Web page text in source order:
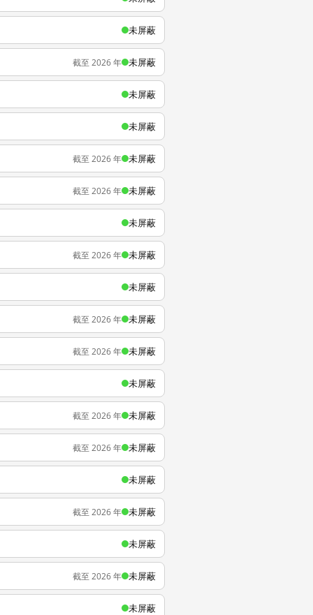
未屏蔽
截至 2026 年 未屏蔽
未屏蔽
未屏蔽
截至 2026 年 未屏蔽
截至 2026 年 未屏蔽
未屏蔽
截至 2026 年 未屏蔽
未屏蔽
截至 2026 年 未屏蔽
截至 2026 年 未屏蔽
未屏蔽
截至 2026 年 未屏蔽
截至 2026 年 未屏蔽
未屏蔽
截至 2026 年 未屏蔽
未屏蔽
截至 2026 年 未屏蔽
未屏蔽